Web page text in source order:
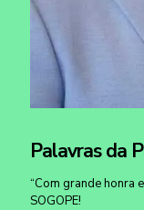
Palavras da
“Com grande honra
SOGOPE!